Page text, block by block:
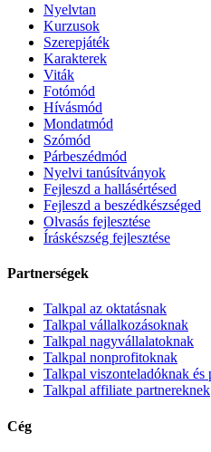
Nyelvtan
Kurzusok
Szerepjáték
Karakterek
Viták
Fotómód
Hívásmód
Mondatmód
Szómód
Párbeszédmód
Nyelvi tanúsítványok
Fejleszd a hallásértésed
Fejleszd a beszédkészséged
Olvasás fejlesztése
Íráskészség fejlesztése
Partnerségek
Talkpal az oktatásnak
Talkpal vállalkozásoknak
Talkpal nagyvállalatoknak
Talkpal nonprofitoknak
Talkpal viszonteladóknak és
Talkpal affiliate partnereknek
Cég